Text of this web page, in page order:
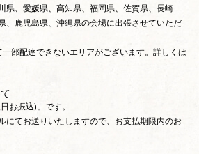
県、愛媛県、高知県、福岡県、佐賀県、長崎
、鹿児島県、沖縄県の会場に出張させていただ
部配達できないエリアがございます。詳しくは
お振込)」です。
にてお送りいたしますので、お支払期限内のお